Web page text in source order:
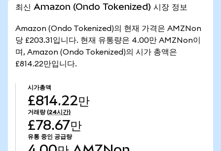
최신 Amazon (Ondo Tokenized) 시장 정보
Amazon (Ondo Tokenized)의 현재 가격은 AMZNon
당 £203.31입니다. 현재 유통량은 4.00만 AMZNon이
며, Amazon (Ondo Tokenized)의 시가 총액은
£814.22만입니다.
시가총액
£814.22만
거래량 (24시간)
£78.67만
유통 중인 공급량